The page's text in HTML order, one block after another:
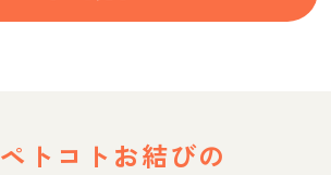
ペトコトお結びの